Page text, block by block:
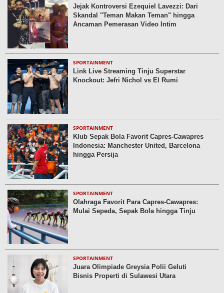
Jejak Kontroversi Ezequiel Lavezzi: Dari
Skandal "Teman Makan Teman" hingga
Ancaman Pemerasan Video Intim
SPORTAINMENT
Link Live Streaming Tinju Superstar
Knockout: Jefri Nichol vs El Rumi
SPORTAINMENT
Klub Sepak Bola Favorit Capres-Cawapres
Indonesia: Manchester United, Barcelona
hingga Persija
SPORTAINMENT
Olahraga Favorit Para Capres-Cawapres:
Mulai Sepeda, Sepak Bola hingga Tinju
SPORTAINMENT
Juara Olimpiade Greysia Polii Geluti
Bisnis Properti di Sulawesi Utara